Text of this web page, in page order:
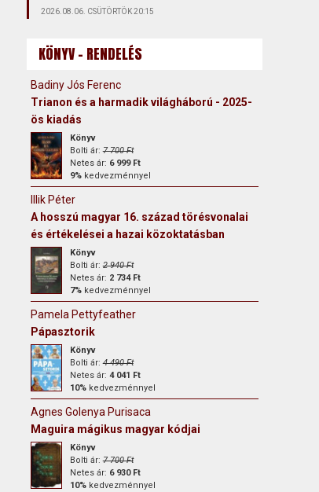
2026.08.06. CSÜTÖRTÖK 20:15
KÖNYV - RENDELÉS
Badiny Jós Ferenc
Trianon és a harmadik világháború - 2025-
ös kiadás
Könyv
Bolti ár:7 700 Ft
Netes ár: 6 999 Ft
9%kedvezménnyel
Illik Péter
A hosszú magyar 16. század törésvonalai
és értékelései a hazai közoktatásban
Könyv
Bolti ár:2 940 Ft
Netes ár: 2 734 Ft
7%kedvezménnyel
Pamela Pettyfeather
Pápasztorik
Könyv
Bolti ár:4 490 Ft
Netes ár: 4 041 Ft
10%kedvezménnyel
Agnes Golenya Purisaca
Maguira mágikus magyar kódjai
Könyv
Bolti ár:7 700 Ft
Netes ár: 6 930 Ft
10%kedvezménnyel